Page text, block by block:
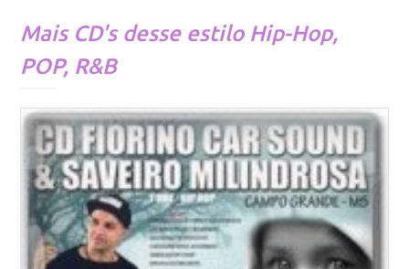
Mais CD's desse estilo Hip-Hop,
POP, R&B